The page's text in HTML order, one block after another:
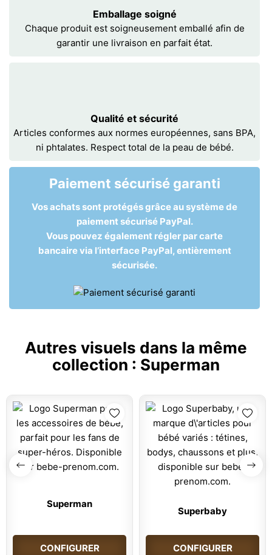
Emballage soigné
Chaque produit est soigneusement emballé afin de
garantir une livraison en parfait état.
Qualité et sécurité
Articles conformes aux normes européennes, sans BPA,
ni phtalates. Respect total de la peau de bébé.
Paiement sécurisé garanti
Vos achats sont protégés grâce au système de
paiement sécurisé PayPal.
Vous pouvez également régler par carte
bancaire via l’interface PayPal, entièrement
sécurisée.
Autres visuels dans la même
collection : Superman
Superman
CONFIGURER
Superbaby
CONFIGURER